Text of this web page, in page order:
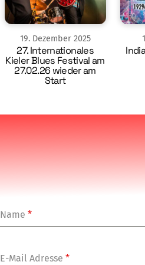
19. Dezember 2025
27. Internationales
Kieler Blues Festival am
27.02.26 wieder am
Start
Name*
E-Mail Adresse*